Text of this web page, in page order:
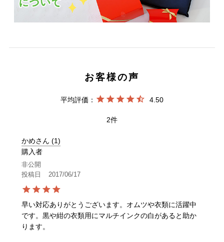
4.50
2
かめさん
1
購入者
非公開
投稿日
2017/06/17
早い対応ありがとうございます。オムツや衣類に活躍中
です。黒や紺の衣類用にマルチインクの白があると助か
ります。